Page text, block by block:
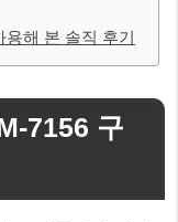
용해 본 솔직 후기
7156 구